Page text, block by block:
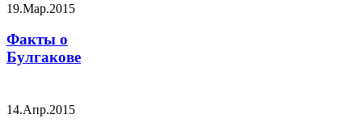
19.Мар.2015
Факты о
Булгакове
14.Апр.2015